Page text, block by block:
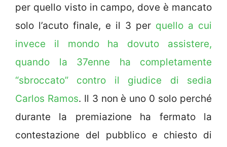
per quello visto in campo, dove è mancato
solo l’acuto finale, e il 3 per quello a cui
invece il mondo ha dovuto assistere,
quando la 37enne ha completamente
“sbroccato” contro il giudice di sedia
Carlos Ramos. Il 3 non è uno 0 solo perché
durante la premiazione ha fermato la
contestazione del pubblico e chiesto di